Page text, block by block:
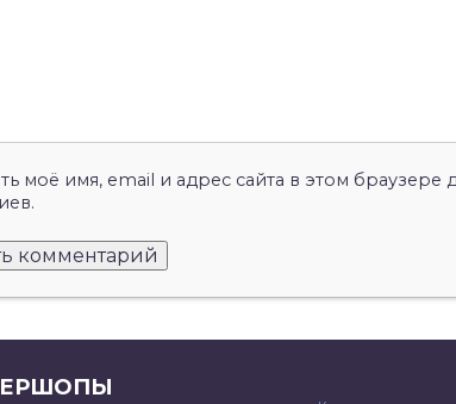
моё имя, email и адрес сайта в этом